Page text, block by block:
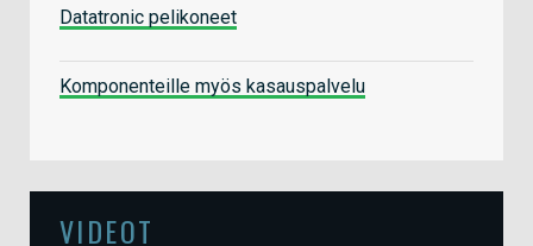
Datatronic pelikoneet
Komponenteille myös kasauspalvelu
VIDEOT